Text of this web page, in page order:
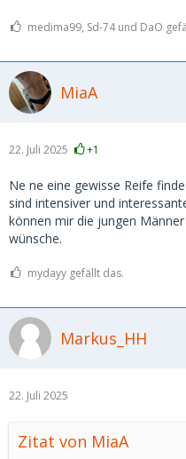
medima99, Sd-74 und DaO
MiaA
22. Juli 2025 +1
Ne ne eine gewisse Reife
sind intensiver und
können mir die jungen
wünsche.
mydayy gefällt das.
Markus_HH
22. Juli 2025
Zitat von MiaA